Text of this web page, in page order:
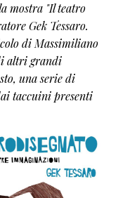
mostra "Il teatro
Gek Tessaro.
di Massimiliano
altri grandi
una serie di
taccuini presenti